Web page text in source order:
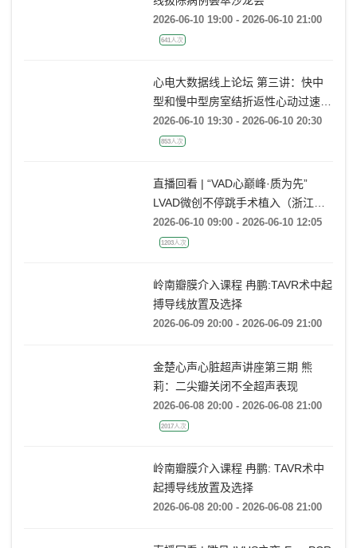
直播回看丨精准拔除 焕发心生—导
线拔除病例荟萃沙龙会
2026-06-10 19:00 - 2026-06-10 21:00
心电大数据线上论坛 第三讲：快中
型和慢中型房室结折返性心动过速的
动态心电图大数据案例分析
2026-06-10 19:30 - 2026-06-10 20:30
直播回看 | “VAD心巅峰·质为先”
LVAD微创不停跳手术植入（浙江大
学医学院附属第一医院站）
2026-06-10 09:00 - 2026-06-10 12:05
岭南瓣膜介入课程 冉鹏:TAVR术中起
搏导线放置及选择
金楚心声心脏超声讲座第三期 熊
莉：二尖瓣关闭不全超声表现
2026-06-08 20:00 - 2026-06-08 21:00
岭南瓣膜介入课程 冉鹏: TAVR术中
起搏导线放置及选择